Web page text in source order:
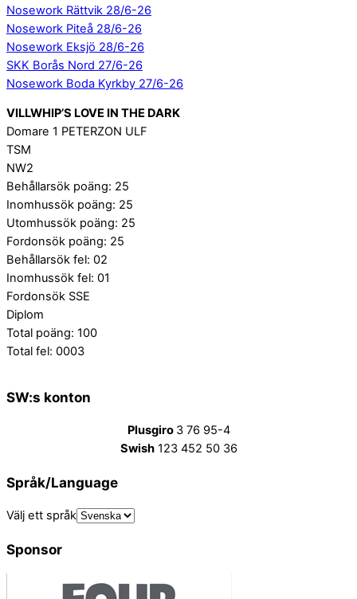
Nosework Rättvik 28/6-26
Nosework Piteå 28/6-26
Nosework Eksjö 28/6-26
SKK Borås Nord 27/6-26
Nosework Boda Kyrkby 27/6-26
VILLWHIP’S LOVE IN THE DARK
Domare 1 PETERZON ULF
TSM
NW2
Behållarsök poäng: 25
Inomhussök poäng: 25
Utomhussök poäng: 25
Fordonsök poäng: 25
Behållarsök fel: 02
Inomhussök fel: 01
Fordonsök SSE
Diplom
Total poäng: 100
Total fel: 0003
SW:s konton
Plusgiro 3 76 95-4
Swish123 452 50 36
Språk/Language
Välj ett språk
Sponsor